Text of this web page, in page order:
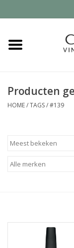
Home
Nailart voor jou
Producten
HOME/TAGS/#139